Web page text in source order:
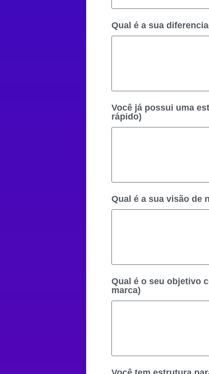
Qual é a sua
Você já possui uma
rápido)
Qual é a sua visão de
Qual é o seu objetivo
marca)